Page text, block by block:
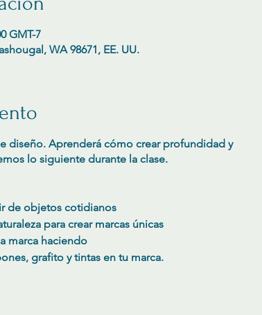
GMT-7
WA 98671, EE. UU.
diseño. Aprenderá cómo crear profundidad y
lo siguiente durante la clase.
de objetos cotidianos
para crear marcas únicas
marca haciendo
grafito y tintas en tu marca.